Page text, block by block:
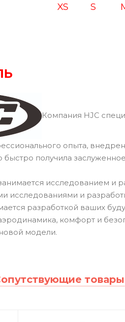
XS S
Компания HJC
опыта,
быстро получила
исследованием и
исследованиями и
разработкой ваших
комфорт и
модели.
товары